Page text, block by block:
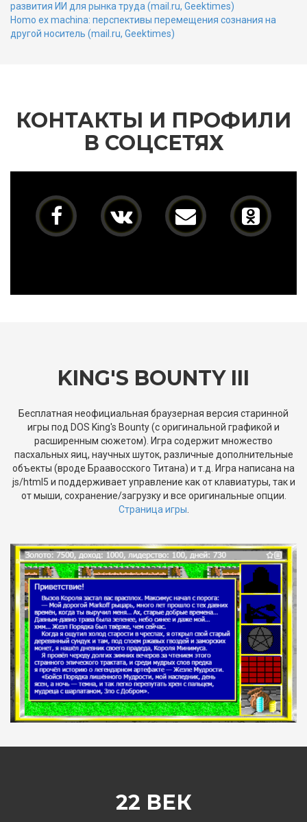
развития ИИ для рынка труда (mail.ru, Geektimes)
Homo ex machina: перспективы перемещения сознания на
другой носитель (mail.ru, Geektimes)
КОНТАКТЫ И ПРОФИЛИ
В СОЦСЕТЯХ
KING'S BOUNTY III
Бесплатная неофициальная браузерная версия старинной
игры под DOS King's Bounty (с оригинальной графикой и
расширенным сюжетом). Игра содержит множество
пасхальных яиц, научных шуток, различные дополнительные
объекты (вроде Браавосского Титана) и т.д. Игра написана на
js/html5 и поддерживает управление как от клавиатуры, так и
от мыши, сохранение/загрузку и все оригинальные опции.
Страница игры.
22 ВЕК